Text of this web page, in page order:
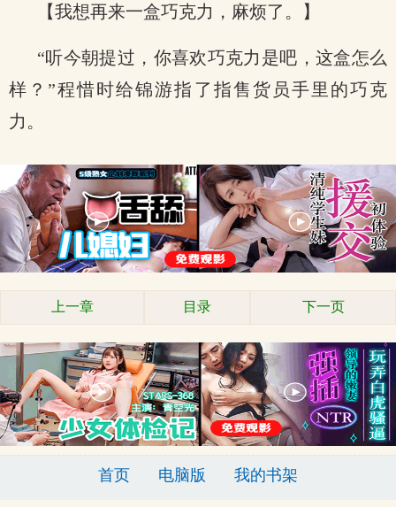
【我想再来一盒巧克力，麻烦了。】
“听今朝提过，你喜欢巧克力是吧，这盒怎么
样？”程惜时给锦游指了指售货员手里的巧克
力。
上一章 目录 下一页
首页 电脑版 我的书架